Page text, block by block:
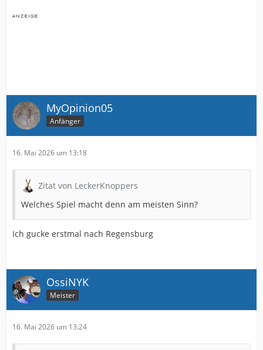
MyOpinion05
Anfänger
16. Mai 2026 um 13:18
Zitat von LeckerKnoppers
Welches Spiel macht denn am meisten Sinn?
Ich gucke erstmal nach Regensburg
OssiNYK
Meister
16. Mai 2026 um 13:24